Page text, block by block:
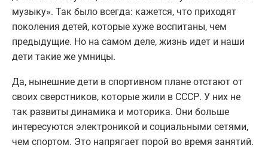
музыку». Так было всегда: кажется, что приходят
поколения детей, которые хуже воспитаны, чем
предыдущие. Но на самом деле, жизнь идет и наши
дети такие же умницы.
Да, нынешние дети в спортивном плане отстают от
своих сверстников, которые жили в СССР. У них не
так развиты динамика и моторика. Они больше
интересуются электроникой и социальными сетями,
чем спортом. Это напрягает порой во время занятий.